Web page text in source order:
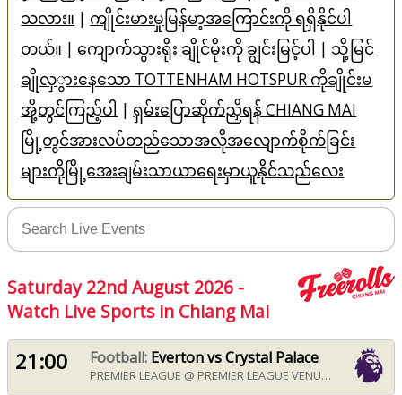
သလား။ | ကျိုင်းမားမှုမြန်မာ့အကြောင်းကို ရရှိနိုင်ပါ
တယ်။ | ကျောက်​သွား​ရိုး ချိုင်မိုးကို ချွင်းမြင့်ပါ | သို့မြင်
ချိုလှွားနေသော TOTTENHAM HOTSPUR ကိုချိုင်းမ
အို့တွင်ကြည့်ပါ | ရှမ်းပြောဆိုက်ညှိရန် CHIANG MAI
မြို့တွင်အားလပ်တည်သောအလိုအလျောက်စိုက်ခြင်း
များကိုမြို့အေးချမ်းသာယာရေးမှာယူနိုင်သည်လေး
Saturday 22nd August 2026 -
Watch Live Sports in Chiang Mai
21:00 Football:Everton vs Crystal Palace
PREMIER LEAGUE @ PREMIER LEAGUE VENUE FROM 21:00 ON SATURDAY 22ND AUGUST 2026 IN CHIANG MAI